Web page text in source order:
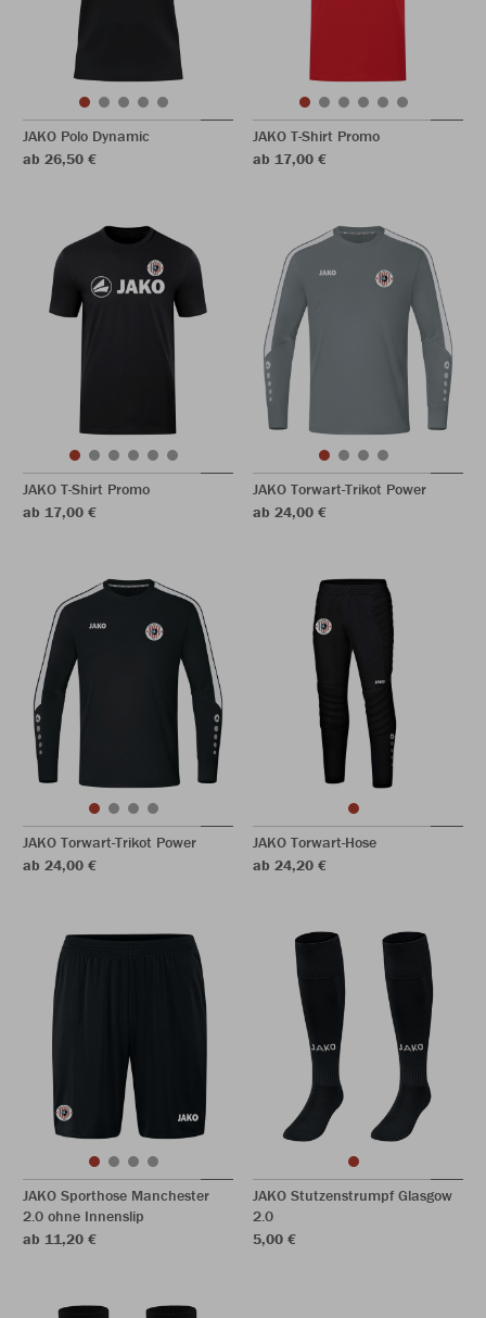
JAKO Polo Dynamic
ab 26,50 €
JAKO T-Shirt Promo
ab 17,00 €
JAKO T-Shirt Promo
ab 17,00 €
JAKO Torwart-Trikot Power
ab 24,00 €
JAKO Torwart-Trikot Power
ab 24,00 €
JAKO Torwart-Hose
ab 24,20 €
JAKO Sporthose Manchester
2.0 ohne Innenslip
ab 11,20 €
JAKO Stutzenstrumpf Glasgow
2.0
5,00 €